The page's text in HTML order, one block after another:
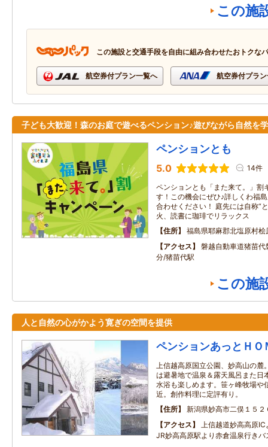
この施
この施設と交通手段を自由に組み合わせたおトクな
航空券付プラン一覧へ 航空券付プラ
子ども大歓迎！森のお庭で遊べるペンション♪遊びながら自然を
ペンションとも
5.0 14件
ペンションとも「また来て。」割
す！この機会にぜひ♪詳しくわ福
合わせください！ 庭先には自称“
火、読書に珈琲でリラックス
住所
福島県耶麻郡北塩原村桧
アクセス
磐越自動車道猪苗
分/猪苗代駅
この施
人と自然の心がかよう寛ぎの空間を提供
ペンションあっとＨＯ
上信越高原国立公園、妙高山の麓
は避暑地で温泉＆露天風呂また
水浴も楽しめます。笹ヶ峰牧場や
近。創作料理に定評有り。
住所
新潟県妙高市二俣１５２
アクセス
上信越道妙高高原
JR妙高高原駅より赤倉温泉行きバ